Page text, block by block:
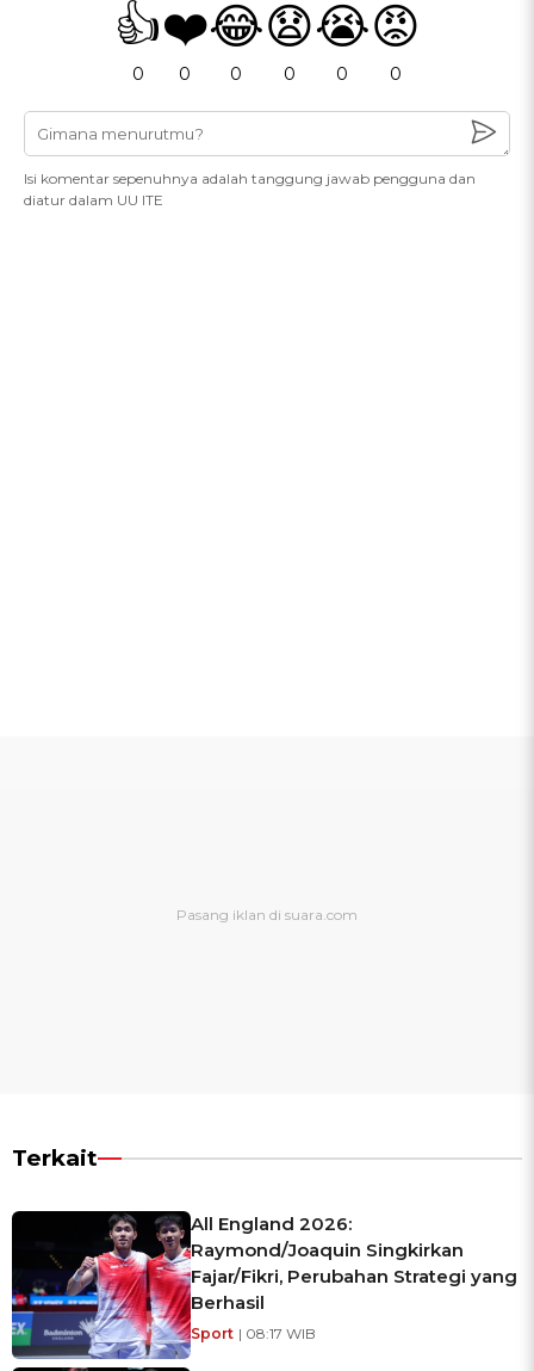
👍
0
❤️
0
😂
0
😧
0
😭
0
😡
0
Isi komentar sepenuhnya adalah tanggung jawab pengguna dan
diatur dalam UU ITE
Terkait
All England 2026:
Raymond/Joaquin Singkirkan
Fajar/Fikri, Perubahan Strategi yang
Berhasil
Sport | 08:17 WIB